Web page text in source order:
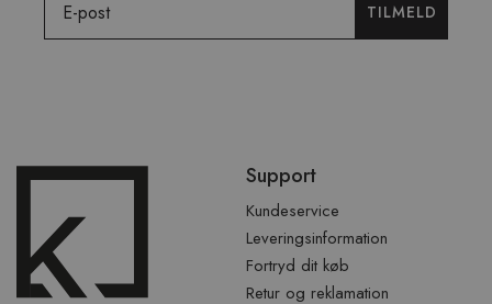
TILMELD
over
Support
Kundeservice
Leveringsinformation
Fortryd dit køb
Retur og reklamation